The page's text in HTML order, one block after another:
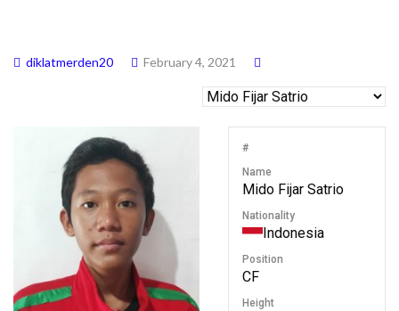
diklatmerden20 February 4, 2021
#
Name
Mido Fijar Satrio
Nationality
Indonesia
Position
CF
Height